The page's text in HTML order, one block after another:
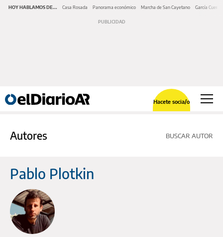
HOY HABLAMOS DE... Casa Rosada Panorama económico Marcha de San Cayetano García Cuerva
Hacete socia/o
Autores BUSCAR AUTOR
Pablo Plotkin